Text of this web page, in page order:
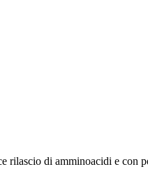
di amminoacidi e con